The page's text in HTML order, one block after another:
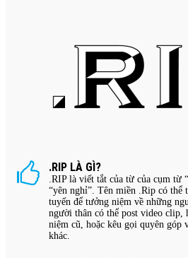
.RIP LÀ GÌ?
.RIP là viết tắt của từ của cụm từ
“yên nghỉ”. Tên miền .Rip có
tuyến để tưởng niệm về những
người thân có thể post video clip,
niệm cũ, hoặc kêu gọi quyên góp
khác.